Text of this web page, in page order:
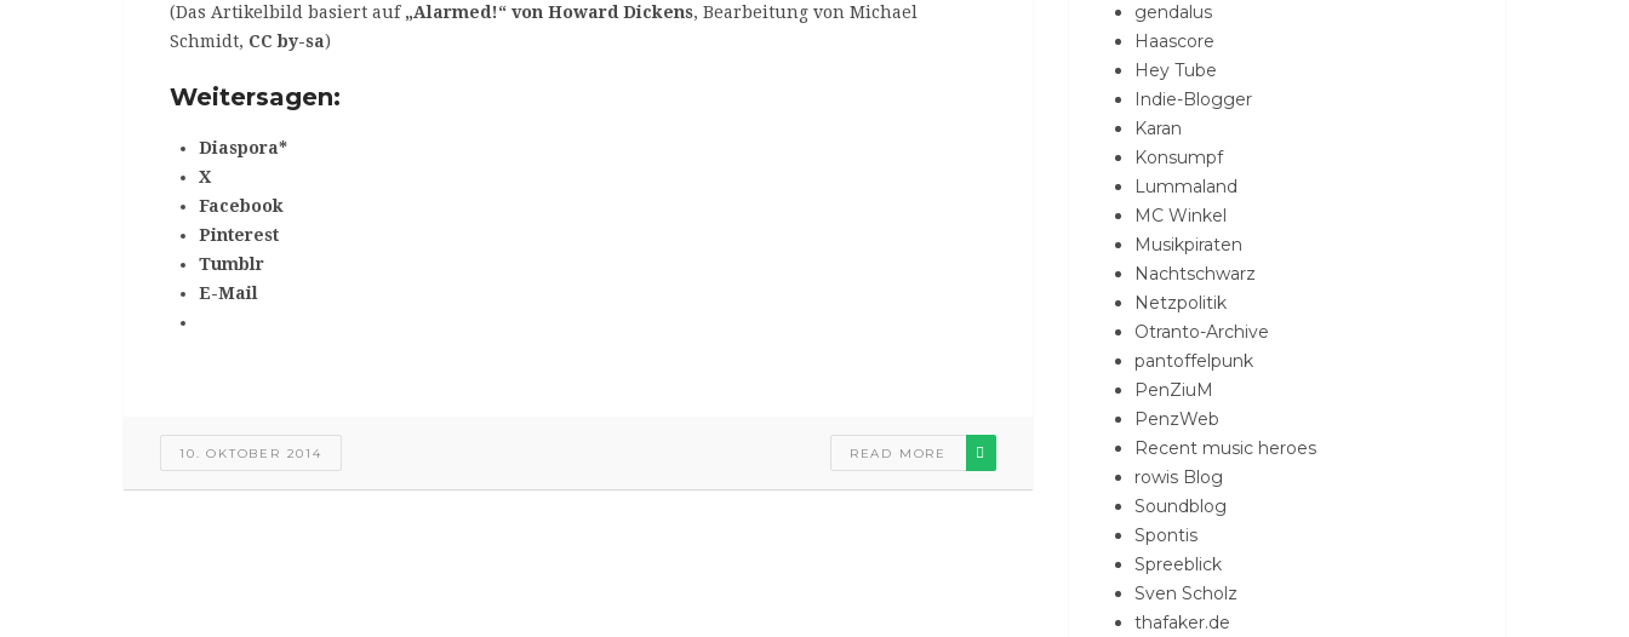
(Das Artikelbild basiert auf „Alarmed!“ von Howard Dickens, Bearbeitung von Michael
Schmidt, CC by-sa)
Weitersagen:
Diaspora*
X
Facebook
Pinterest
Tumblr
E-Mail
10. OKTOBER 2014 READ MORE
gendalus
Haascore
Hey Tube
Indie-Blogger
Karan
Konsumpf
Lummaland
MC Winkel
Musikpiraten
Nachtschwarz
Netzpolitik
Otranto-Archive
pantoffelpunk
PenZiuM
PenzWeb
Recent music heroes
rowis Blog
Soundblog
Spontis
Spreeblick
Sven Scholz
thafaker.de